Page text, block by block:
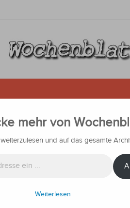
sich zu
mehr von
und auf das gesamte
Weiterlesen